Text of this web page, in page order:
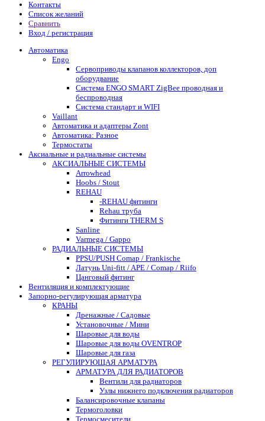
Контакты
Список желаний
Сравнить
Вход / регистрация
Автоматика
Engo
Сервоприводы клапанов коллекторов, доп
оборудвание
Система ENGO SMART ZigBee проводная и
беспроводная
Система стандарт и WIFI
Vaillant
Автоматика и адаптеры Zont
Автоматика: Разное
Термостаты
Аксиальные и радиальные системы
АКСИАЛЬНЫЕ СИСТЕМЫ
Arrowhead
Hoobs / Stout
REHAU
-REHAU фитинги
Rehau труба
Фитинги THERM S
Sanline
Varmega / Gappo
РАДИАЛЬНЫЕ СИСТЕМЫ
PPSU/PUSH Comap / Frankische
Латунь Uni-fitt / APE / Comap / Riifo
Цанговый фитинг
Вентиляция и комплектующие
Запорно-регулирующая арматура
КРАНЫ
Дренажные / Садовые
Установочные / Мини
Шаровые для воды
Шаровые для воды OVENTROP
Шаровые для газа
РЕГУЛИРУЮЩАЯ АРМАТУРА
АРМАТУРА ДЛЯ РАДИАТОРОВ
Вентили для радиаторов
Узлы нижнего подключения радиаторов
Балансировочные клапаны
Термоголовки
Термосмесители